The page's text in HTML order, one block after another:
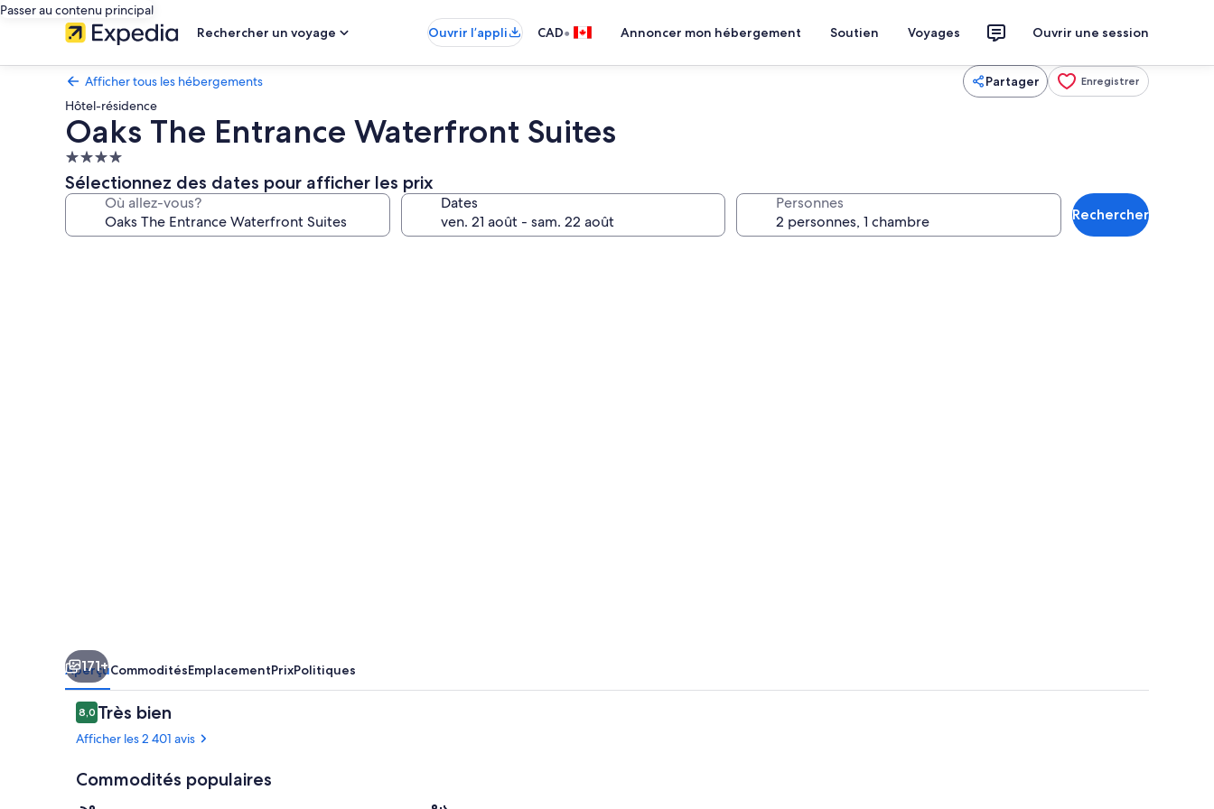
Passer au contenu principal
Rechercher un voyage
Ouvrir l’appli CAD• Annoncer mon hébergement Soutien Voyages Ouvrir une session
Afficher tous les hébergements Partager Enregistrer
Hôtel-résidence
Oaks The Entrance Waterfront Suites
Hébergement
4.0 étoiles
Sélectionnez des dates pour afficher les prix
Où allez-vous? Dates Personnes
Rechercher
171+
AperçuCommoditésEmplacementPrixPolitiques
Avis
8,08,0 sur 10 –
Très bien
Afficher les 2 401 avis
Commodités populaires